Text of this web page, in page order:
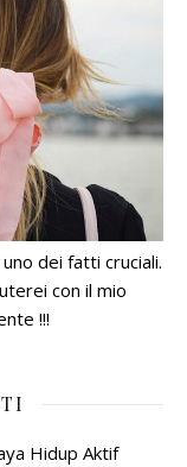
dei fatti cruciali.
con il mio
!!!
Hidup Aktif